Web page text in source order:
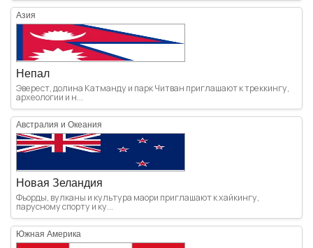
Азия
Непал
Эверест, долина Катманду и парк Читван приглашают к треккингу,
археологии и н...
Австралия и Океания
Новая Зеландия
Фьорды, вулканы и культура маори приглашают к хайкингу,
парусному спорту и ку...
Южная Америка